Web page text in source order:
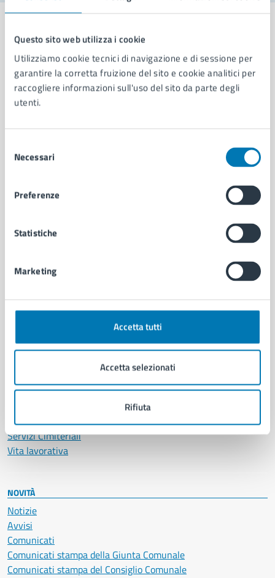
Questo sito web utilizza i cookie
Utilizziamo cookie tecnici di navigazione e di sessione per
garantire la corretta fruizione del sito e cookie analitici per
raccogliere informazioni sull'uso del sito da parte degli
utenti.
delNecessari
Preferenze
Statistiche
Marketing
Accetta tutti
Accetta selezionati
Rifiuta
Comune di Napoli
AMMINISTRAZIONE
Municipalità
Politici
Documenti e dati
Cultura e tempo libero
Documenti e certificati
Giustizia e sicurezza pubblica
Salute, benessere e assistenza
Servizi Cimiteriali
Vita lavorativa
NOVITÀ
Notizie
Avvisi
Comunicati
Comunicati stampa della Giunta Comunale
Comunicati stampa del Consiglio Comunale